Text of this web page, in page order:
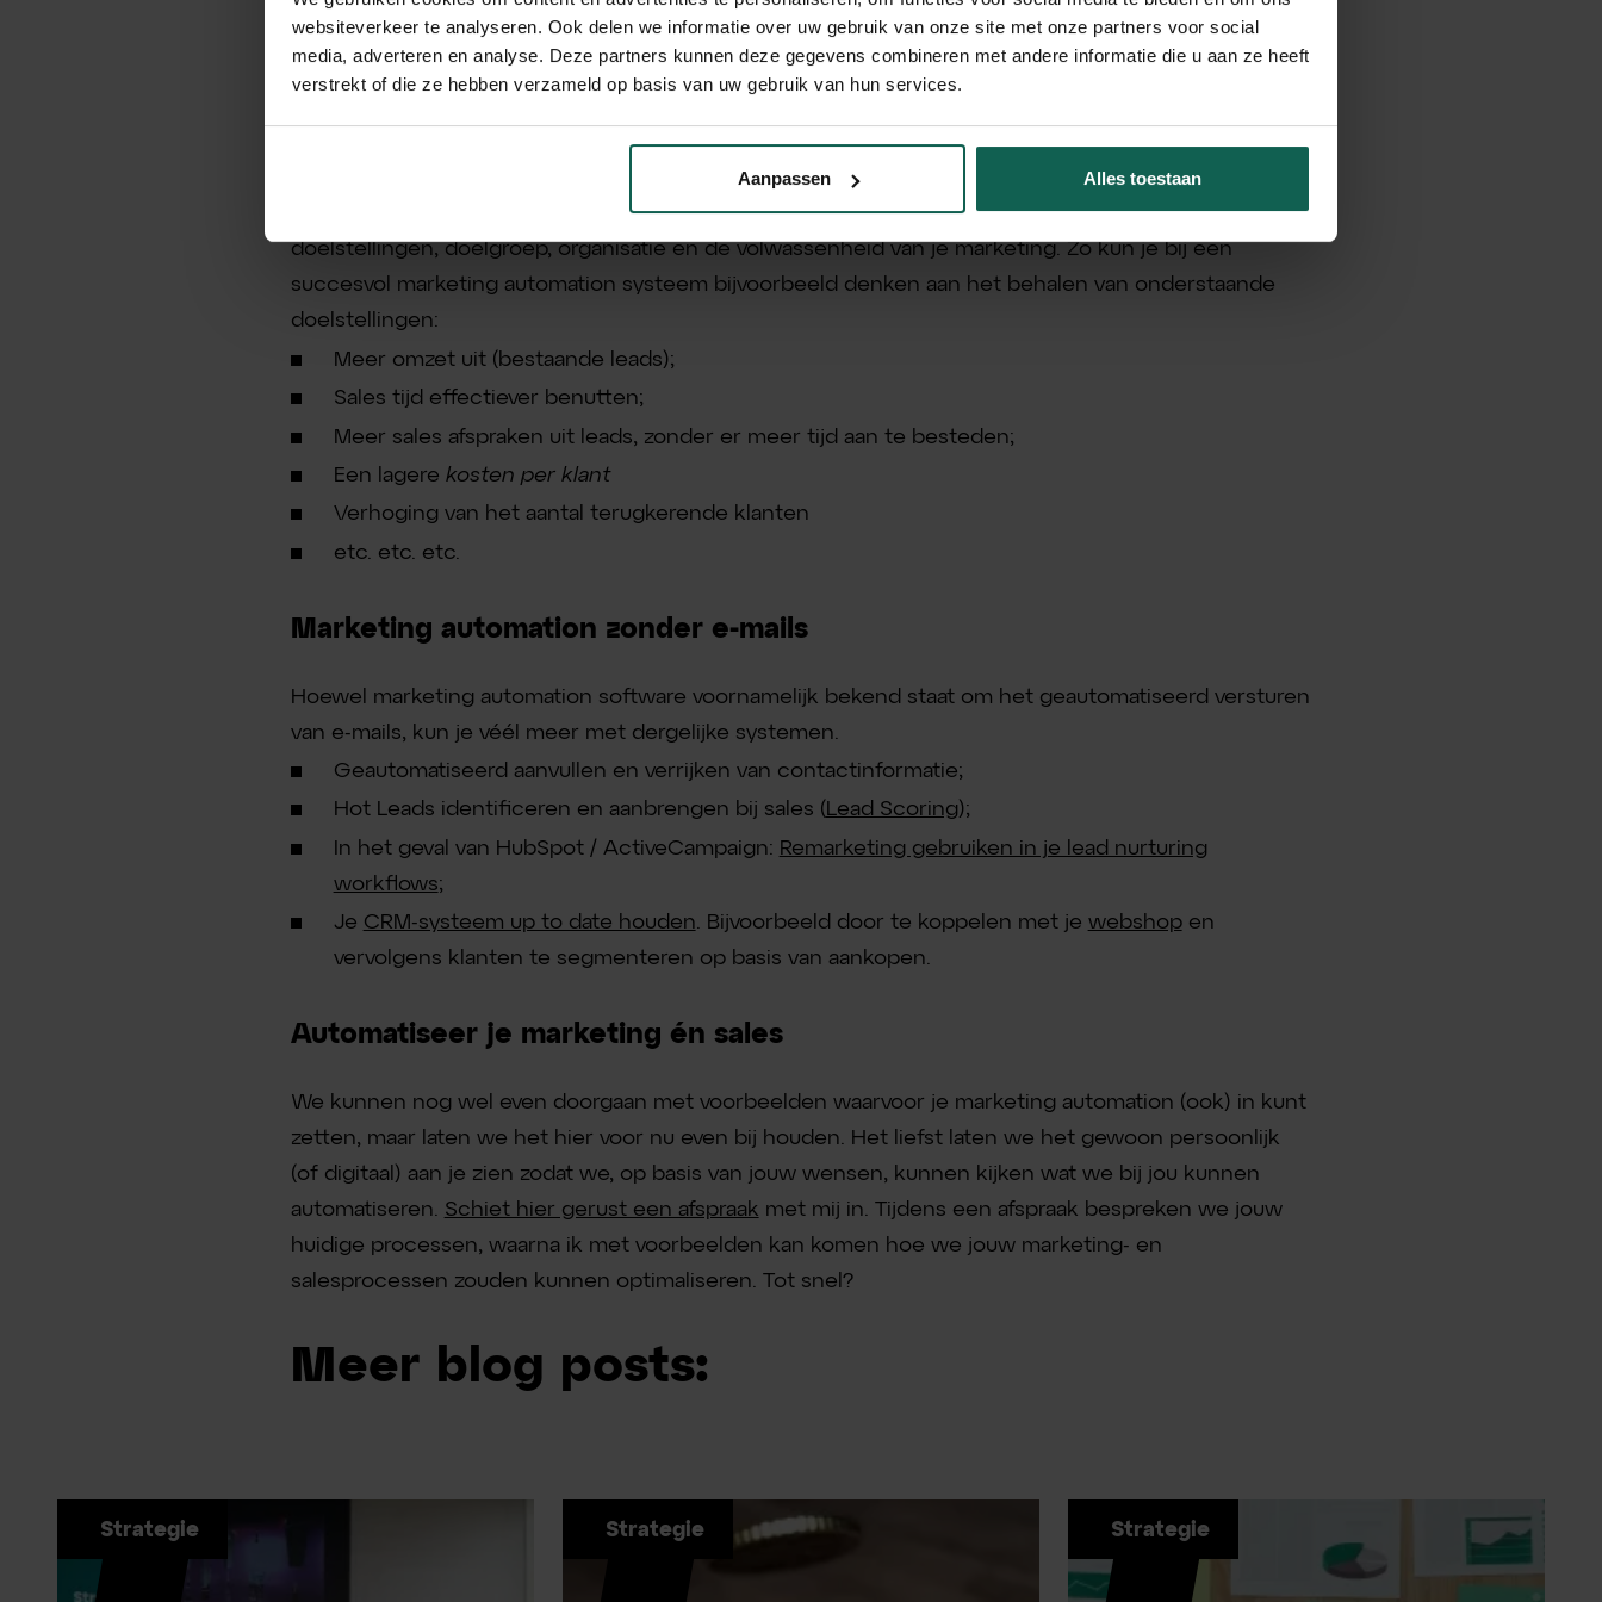
websiteverkeer te analyseren. Ook delen we informatie over uw gebruik van onze site met onze partners voor social
media, adverteren en analyse. Deze partners kunnen deze gegevens combineren met andere informatie die u aan ze heeft
verstrekt of die ze hebben verzameld op basis van uw gebruik van hun services.
Aanpassen Alles toestaan
Qualified Lead (SQL) en uiteindelijk tot (terugkerende) klant
Wanneer is marketing automation succesvol?
Wanneer marketing automation succesvol is, is voor iedereen anders en afhankelijk van je
doelstellingen, doelgroep, organisatie en de volwassenheid van je marketing. Zo kun je bij een
succesvol marketing automation systeem bijvoorbeeld denken aan het behalen van onderstaande
doelstellingen:
Meer omzet uit (bestaande leads);
Sales tijd effectiever benutten;
Meer sales afspraken uit leads, zonder er meer tijd aan te besteden;
Een lagere kosten per klant
Verhoging van het aantal terugkerende klanten
etc. etc. etc.
Marketing automation zonder e-mails
Hoewel marketing automation software voornamelijk bekend staat om het geautomatiseerd versturen
van e-mails, kun je véél meer met dergelijke systemen.
Geautomatiseerd aanvullen en verrijken van contactinformatie;
Hot Leads identificeren en aanbrengen bij sales (Lead Scoring);
In het geval van HubSpot / ActiveCampaign: Remarketing gebruiken in je lead nurturing
workflows;
Je CRM-systeem up to date houden. Bijvoorbeeld door te koppelen met je webshopen
vervolgens klanten te segmenteren op basis van aankopen.
Automatiseer je marketing én sales
We kunnen nog wel even doorgaan met voorbeelden waarvoor je marketing automation (ook) in kunt
zetten, maar laten we het hier voor nu even bij houden. Het liefst laten we het gewoon persoonlijk
(of digitaal) aan je zien zodat we, op basis van jouw wensen, kunnen kijken wat we bij jou kunnen
automatiseren. Schiet hier gerust een afspraak met mij in. Tijdens een afspraak bespreken we jouw
huidige processen, waarna ik met voorbeelden kan komen hoe we jouw marketing- en
salesprocessen zouden kunnen optimaliseren. Tot snel?
Meer blog posts:
Strategie Strategie Strategie